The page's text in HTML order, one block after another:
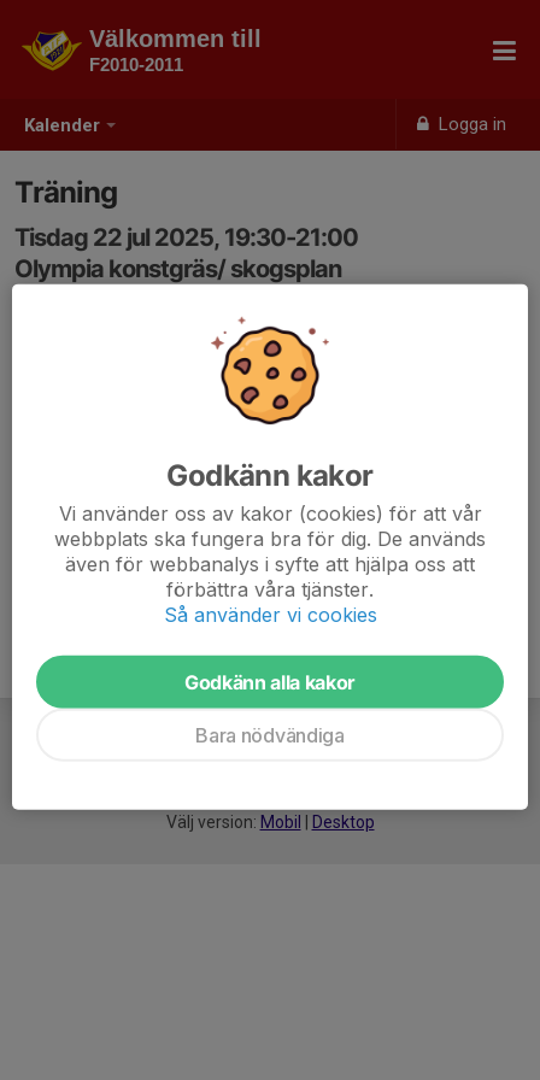
Kalender Logga in
Välkommen till
F2010-2011
Träning
Tisdag 22 jul 2025, 19:30-21:00
Olympia konstgräs/ skogsplan
Välj version: Mobil Desktop
Godkänn kakor
Vi använder oss av kakor (cookies) för att vår
webbplats ska fungera bra för dig. De används
även för webbanalys i syfte att hjälpa oss att
förbättra våra tjänster.
Så använder vi cookies
Godkänn alla kakor
Bara nödvändiga